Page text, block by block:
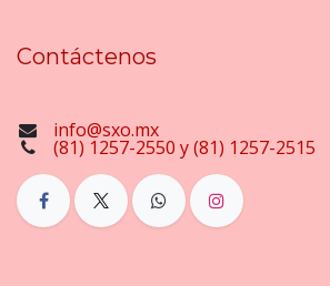
Contáctenos
info@sxo.mx
(81) 1257-2550 y (81) 1257-2515